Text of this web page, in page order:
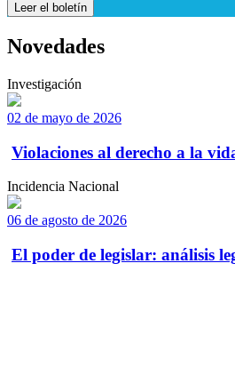
Leer el boletín
Novedades
Investigación
02 de mayo de 2026
Violaciones al derecho a la
Incidencia Nacional
06 de agosto de 2026
El poder de legislar: análisis